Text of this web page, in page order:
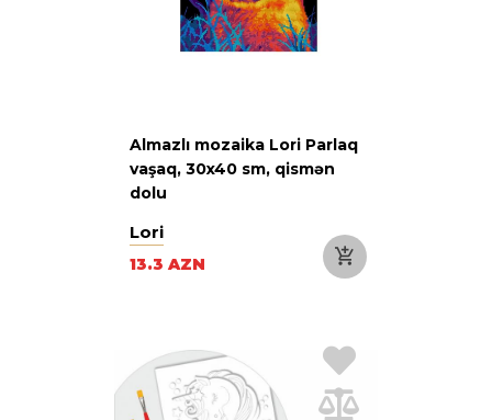
Almazlı mozaika Lori Parlaq
vaşaq, 30x40 sm, qismən
dolu
Lori
13.3 AZN